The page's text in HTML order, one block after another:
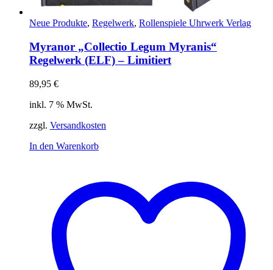
Neue Produkte, Regelwerk, Rollenspiele Uhrwerk Verlag
Myranor „Collectio Legum Myranis“
Regelwerk (ELF) – Limitiert
89,95 €
inkl. 7 % MwSt.
zzgl. Versandkosten
In den Warenkorb